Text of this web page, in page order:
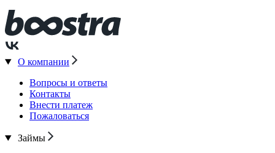
О компании
Вопросы и ответы
Контакты
Внести платеж
Пожаловаться
Займы